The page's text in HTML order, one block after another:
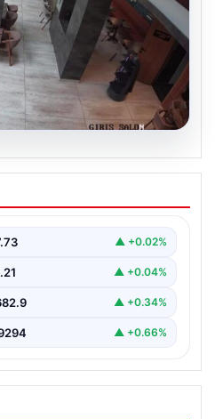
Düştü ve
3 Gün İzin
bir restoranda görev▲ +0.02%
▲ +0.04%
▲ +0.34%
▲ +0.66%